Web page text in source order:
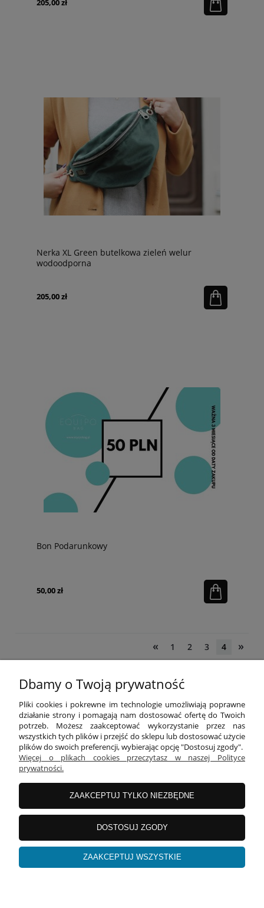
205,00 zł
Nerka XL Green butelkowa zieleń welur
wodoodporna
205,00 zł
Bon Podarunkowy
50,00 zł
« 1 2 3 4 »
INFORMACJE
O FIRMIE
Equipo Bag| ul. Żurawia 9/11 lok. 2 | 60-860 Poznań |
woj. wielkopolskie | tel: 695 696 999 | mail:
kontakt@equipobag.pl
pokaż pełną wersję strony
Dbamy o Twoją prywatność
Pliki cookies i pokrewne im technologie umożliwiają poprawne
działanie strony i pomagają nam dostosować ofertę do Twoich
potrzeb. Możesz zaakceptować wykorzystanie przez nas
wszystkich tych plików i przejść do sklepu lub dostosować użycie
plików do swoich preferencji, wybierając opcję "Dostosuj zgody".
Więcej o plikach cookies przeczytasz w naszej Polityce
prywatności.
ZAAKCEPTUJ TYLKO NIEZBĘDNE
DOSTOSUJ ZGODY
ZAAKCEPTUJ WSZYSTKIE